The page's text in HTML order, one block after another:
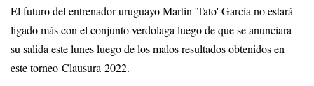
El futuro del entrenador uruguayo Martín 'Tato' García no estará
ligado más con el conjunto verdolaga luego de que se anunciara
su salida este lunes luego de los malos resultados obtenidos en
este torneo Clausura 2022.